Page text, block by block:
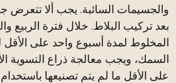
والجسيمات السائبة. يجب ألا تتعرض
بعد تركيب البلاط. خلال فترة الربيع
المخلوط لمدة أسبوع واحد على
على الأقل ما لم يتم تصنيعها